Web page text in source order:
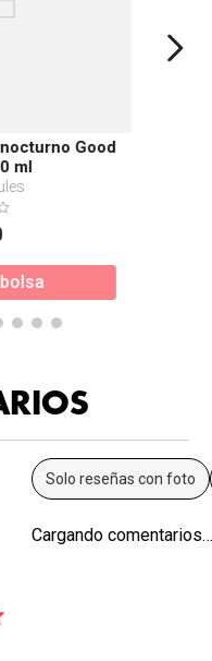
Good
ml
Solo reseñas con foto
Cargando